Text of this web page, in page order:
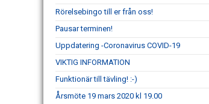
Rörelsebingo till er från oss!
Pausar terminen!
Uppdatering -Coronavirus COVID-19
VIKTIG INFORMATION
Funktionär till tävling! :-)
Årsmöte 19 mars 2020 kl 19.00